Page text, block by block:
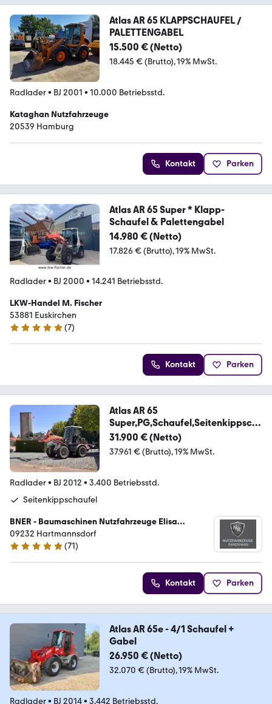
Atlas AR 65 KLAPPSCHAUFEL /
PALETTENGABEL
15.500 € (Netto)
18.445 € (Brutto) 19% MwSt.
Radlader• BJ 2001 • 10.000 Betriebsstd.
Kataghan Nutzfahrzeuge
20539 Hamburg
Kontakt Parken
Atlas AR 65 Super * Klapp-
Schaufel & Palettengabel
14.980 € (Netto)
17.826 € (Brutto) 19% MwSt.
Radlader• BJ 2000 • 14.241 Betriebsstd.
LKW-Handel M. Fischer
53881 Euskirchen
5 Sterne
(7)
Kontakt Parken
Atlas AR 65
Super,PG,Schaufel,Seitenkippsch
aufel
31.900 € (Netto)
37.961 € (Brutto) 19% MwSt.
Radlader• BJ 2012 • 3.400 Betriebsstd.
Seitenkippschaufel
BNER - Baumaschinen Nutzfahrzeuge Elisa
Ramermann
09232 Hartmannsdorf
5 Sterne
(71)
Kontakt Parken
Atlas AR 65e - 4/1 Schaufel +
Gabel
26.950 € (Netto)
32.070 € (Brutto) 19% MwSt.
Radlader• BJ 2014• 3.442 Betriebsstd.